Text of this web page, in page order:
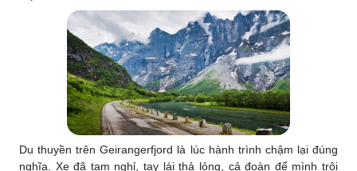
Du thuyền trên Geirangerfjord là lúc hành trình chậm lại đúng
nghĩa. Xe đã tạm nghỉ, tay lái thả lỏng, cả đoàn để mình trôi